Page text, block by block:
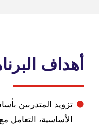
البرنامج:
المتدربين بأساس متين
التعامل مع الأغذية،